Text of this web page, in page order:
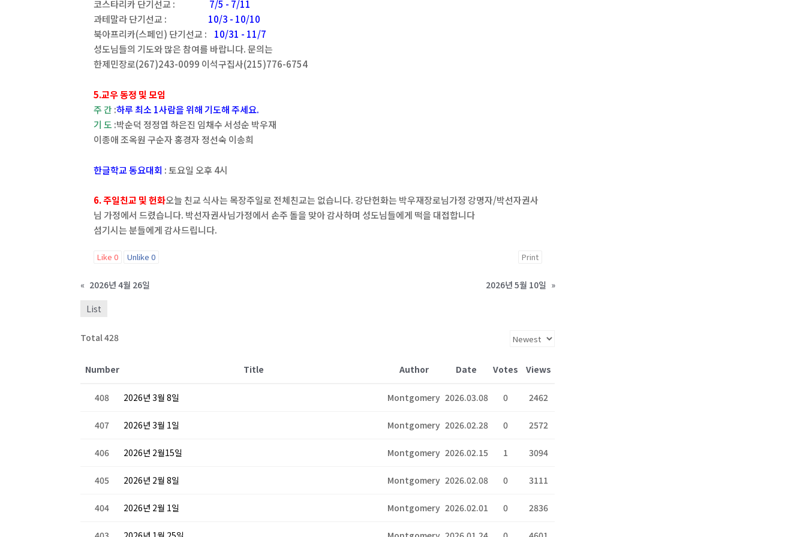
코스타리카 단기선교 : 7/5 - 7/11
과테말라 단기선교 : 10/3 - 10/10
북아프리카(스페인) 단기선교 : 10/31 - 11/7
성도님들의 기도와 많은 참여를 바랍니다. 문의는
한제민장로(267)243-0099 이석구집사(215)776-6754
5.교우 동정 및 모임
주 간 :하루 최소 1사람을 위해 기도해 주세요.
기 도 :박순덕 정정엽 하은진 임채수 서성순 박우재
이종애 조옥원 구순자 홍경자 정선숙 이송희
한글학교 동요대회 : 토요일 오후 4시
6. 주일친교 및 헌화오늘 친교 식사는 목장주일로 전체친교는 없습니다. 강단헌화는 박우재장로님가정 강명자/박선자권사
님 가정에서 드렸습니다. 박선자권사님가정에서 손주 돌을 맞아 감사하며 성도님들에게 떡을 대접합니다
섬기시는 분들에게 감사드립니다.
Like0 Unlike0 Print
« 2026년 4월 26일 2026년 5월 10일 »
List
Total 428
Number Title Author Date Votes Views
408 2026년 3월 8일 Montgomery 2026.03.08 0 2462
407 2026년 3월 1일 Montgomery 2026.02.28 0 2572
406 2026년 2월15일 Montgomery 2026.02.15 1 3094
405 2026년 2월 8일 Montgomery 2026.02.08 0 3111
404 2026년 2월 1일 Montgomery 2026.02.01 0 2836